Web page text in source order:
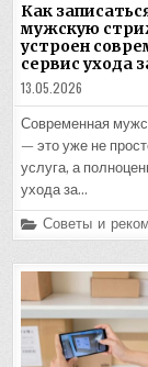
Как
мужскую
устроен
сервис ухода
13.05.2026
Современная
— это уже не
услуга, а
ухода за…
Posted
in
Советы и